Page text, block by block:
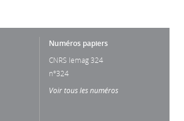
Numéros papiers
CNRS lemag 324
n°324
Voir tous les numéros